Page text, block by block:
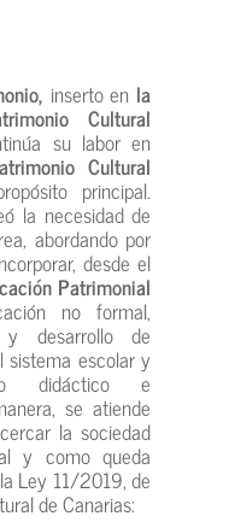
inserto en la
Cultural
su labor en
Cultural
principal.
la necesidad de
abordando por
desde el
Patrimonial
no formal,
y desarrollo de
escolar y
didáctico e
se atiende
la sociedad
y como queda
Ley 11/2019, de
de Canarias: